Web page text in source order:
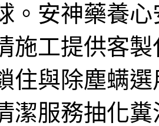
。安神藥養
施工提供客
住與除塵螨
潔服務抽化